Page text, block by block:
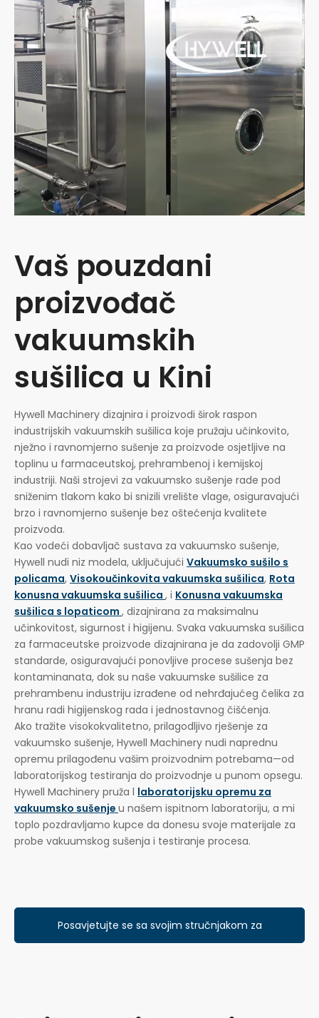
Vaš pouzdani
proizvođač
vakuumskih
sušilica u Kini
Hywell Machinery dizajnira i proizvodi širok raspon
industrijskih vakuumskih sušilica koje pružaju učinkovito,
nježno i ravnomjerno sušenje za proizvode osjetljive na
toplinu u farmaceutskoj, prehrambenoj i kemijskoj
industriji. Naši strojevi za vakuumsko sušenje rade pod
sniženim tlakom kako bi snizili vrelište vlage, osiguravajući
brzo i ravnomjerno sušenje bez oštećenja kvalitete
proizvoda.
Kao vodeći dobavljač sustava za vakuumsko sušenje,
Hywell nudi niz modela, uključujući Vakuumsko sušilo s
policama, Visokoučinkovita vakuumska sušilica, Rota
konusna vakuumska sušilica , i Konusna vakuumska
sušilica s lopaticom , dizajnirana za maksimalnu
učinkovitost, sigurnost i higijenu. Svaka vakuumska sušilica
za farmaceutske proizvode dizajnirana je da zadovolji GMP
standarde, osiguravajući ponovljive procese sušenja bez
kontaminanata, dok su naše vakuumske sušilice za
prehrambenu industriju izrađene od nehrđajućeg čelika za
hranu radi higijenskog rada i jednostavnog čišćenja.
Ako tražite visokokvalitetno, prilagodljivo rješenje za
vakuumsko sušenje, Hywell Machinery nudi naprednu
opremu prilagođenu vašim proizvodnim potrebama—od
laboratorijskog testiranja do proizvodnje u punom opsegu.
Hywell Machinery pruža l laboratorijsku opremu za
vakuumsko sušenje u našem ispitnom laboratoriju, a mi
toplo pozdravljamo kupce da donesu svoje materijale za
probe vakuumskog sušenja i testiranje procesa.
Posavjetujte se sa svojim stručnjakom za